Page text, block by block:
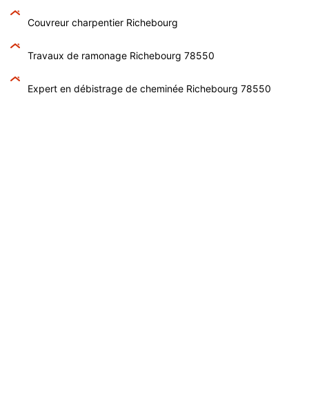
Couvreur charpentier Richebourg
Travaux de ramonage Richebourg 78550
Expert en débistrage de cheminée Richebourg 78550